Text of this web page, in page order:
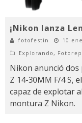
¡Nikon lanza
fotofestín
10
Explorando,
Nikon anunció dos
Z 14-30MM F/4 S,
capaz de explotar
montura Z Nikon.